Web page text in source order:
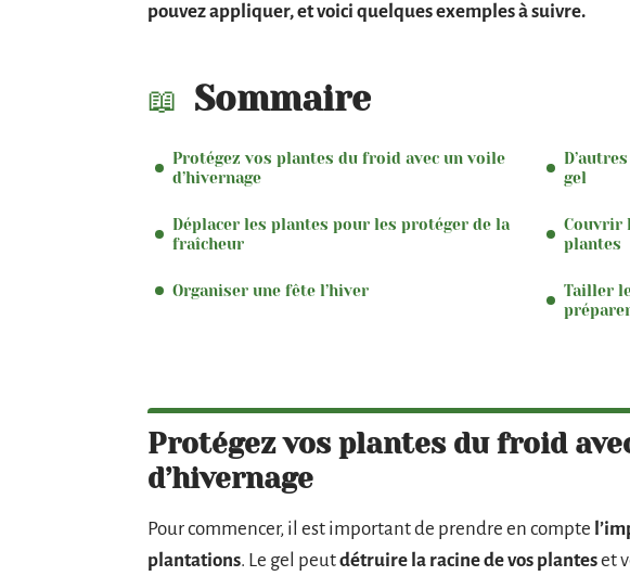
pouvez appliquer, et voici quelques exemples à suivre.
Sommaire
Protégez vos plantes du froid avec un voile
d’hivernage
Déplacer les plantes pour les protéger de la
fraîcheur
Organiser une fête l’hiver
gel
Couvrir
plantes
Tailler
Protégez vos plantes du froid
d’hivernage
Pour commencer, il est important de prendre en compte
plantations. Le gel peutdétruire la racine de vos planteset